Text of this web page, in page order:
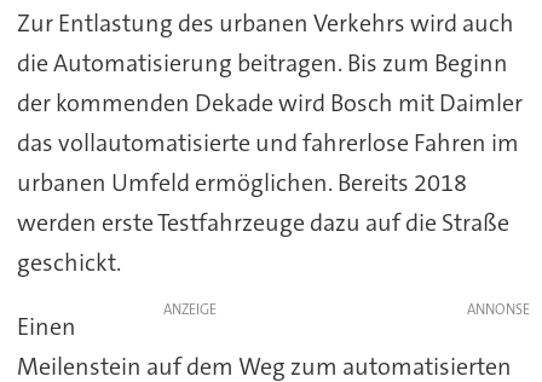
Zur Entlastung des urbanen Verkehrs wird auch
die Automatisierung beitragen. Bis zum Beginn
der kommenden Dekade wird Bosch mit Daimler
das vollautomatisierte und fahrerlose Fahren im
urbanen Umfeld ermöglichen. Bereits 2018
werden erste Testfahrzeuge dazu auf die Straße
geschickt.
ANZEIGE
Einen
Meilenstein auf dem Weg zum automatisierten